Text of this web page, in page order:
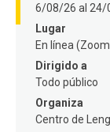
6/08/26 al 24/
Lugar
En línea
Dirigido a
Todo público
Organiza
Centro de